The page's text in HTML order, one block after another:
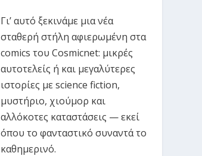
Γι’ αυτό ξεκινάμε μια νέα
σταθερή στήλη αφιερωμένη στα
comics του Cosmicnet: μικρές
αυτοτελείς ή και μεγαλύτερες
ιστορίες με science fiction,
μυστήριο, χιούμορ και
αλλόκοτες καταστάσεις — εκεί
όπου το φανταστικό συναντά το
καθημερινό.